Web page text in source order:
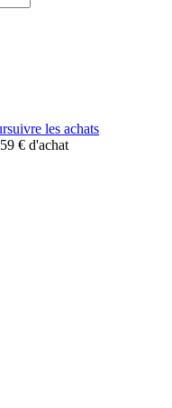
les achats
€ d'achat